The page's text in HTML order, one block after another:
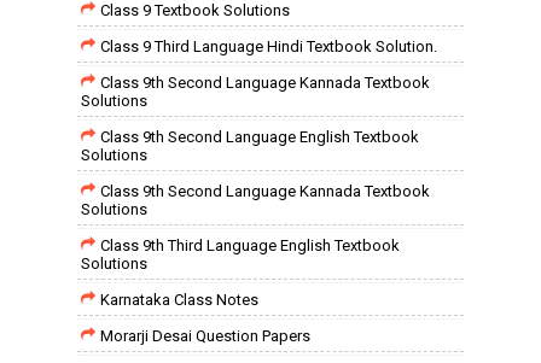
Class 9 Textbook Solutions
Class 9 Third Language Hindi Textbook Solution.
Class 9th Second Language Kannada Textbook
Solutions
Class 9th Second Language English Textbook
Solutions
Class 9th Second Language Kannada Textbook
Solutions
Class 9th Third Language English Textbook
Solutions
Karnataka Class Notes
Morarji Desai Question Papers